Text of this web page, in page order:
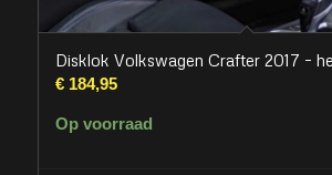
Disklok Volkswagen Crafter 2017 –
€184,95
Op voorraad